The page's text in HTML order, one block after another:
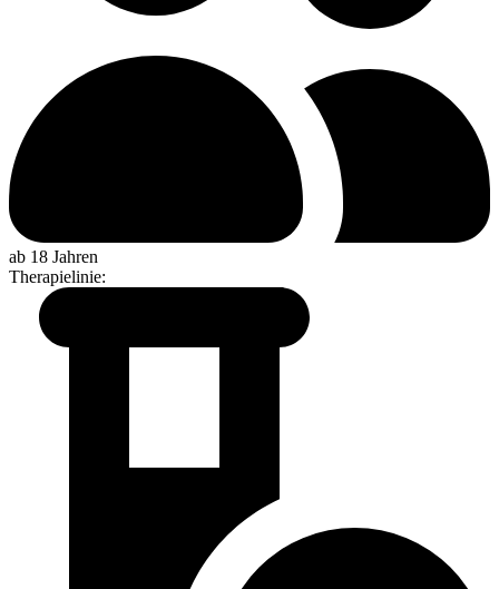
ab 18 Jahren
Therapielinie: